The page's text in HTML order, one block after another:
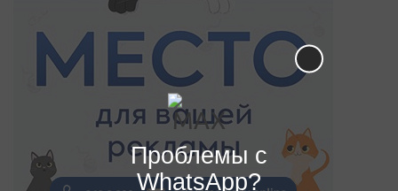
Проблемы с
WhatsApp?